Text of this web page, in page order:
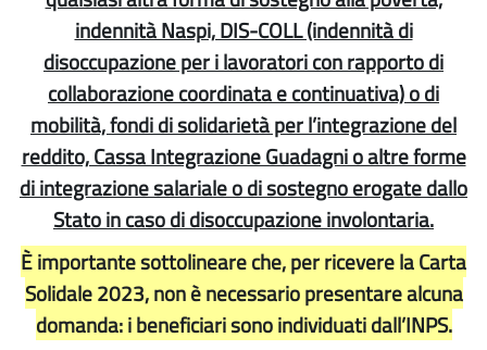
indennità Naspi, DIS-COLL (indennità di
disoccupazione per i lavoratori con rapporto di
collaborazione coordinata e continuativa) o di
mobilità, fondi di solidarietà per l’integrazione del
reddito, Cassa Integrazione Guadagni o altre forme
di integrazione salariale o di sostegno erogate dallo
Stato in caso di disoccupazione involontaria.
È importante sottolineare che, per ricevere la Carta
Solidale 2023, non è necessario presentare alcuna
domanda: i beneficiari sono individuati dall’INPS.